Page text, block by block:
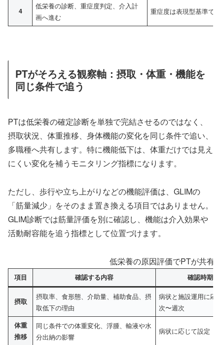
4
低栄養の診断、重症度判定、介入計
画へ進む
重症度は表現型基準で
PTがそろえる観察軸：摂取・体重・機能を
同じ条件で追う
PTは低栄養の確定診断を単独で完結させるのではなく、
摂取状況、体重推移、身体機能の変化を同じ条件で追い、
多職種へ共有します。特に機能低下は、体重だけでは見え
にくい変化を補うモニタリング指標になります。
ただし、歩行や立ち上がりなどの機能評価は、GLIMの
「筋量減少」をそのまま置き換える項目ではありません。
GLIM診断では筋量評価を別に確認し、機能は介入効果や
活動耐容能を追う指標として位置づけます。
低栄養の原因評価でPTが共有
項目 確認する内容 確認時期
摂取
摂取率、食形態、介助量、補助食品、摂
取低下の理由
病状と施設運用に応
次〜週次
体重
推移
同じ条件での体重変化、浮腫、輸液や水
分出納の影響
病状に応じて設定